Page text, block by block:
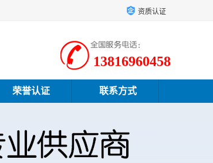
资质认证
13816960458
荣誉认证 联系方式